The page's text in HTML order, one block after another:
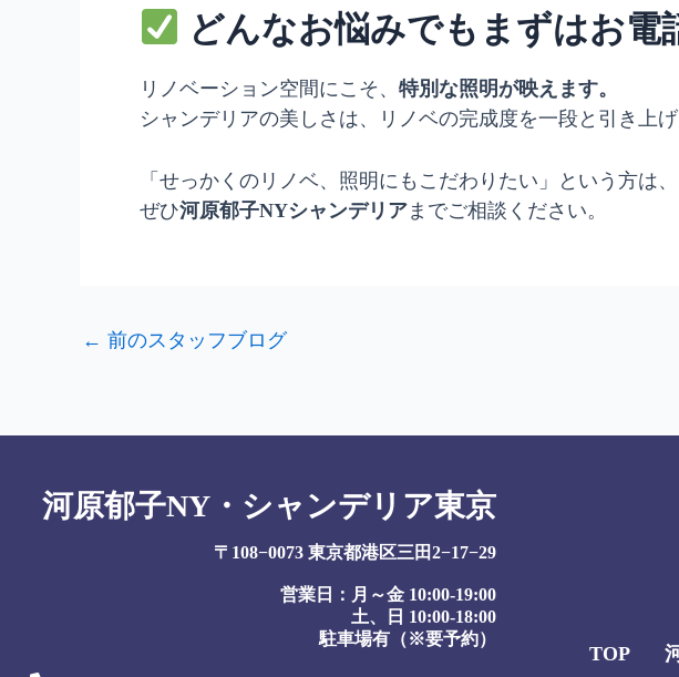
どんなお悩みでもまずはお
リノベーション空間にこそ、 特別な照明が映えます。
シャンデリアの美しさは、リノベの完成度を一段と引き上げ
「せっかくのリノベ、照明にもこだわりたい」という方は、
ぜひ河原郁子NYシャンデリア までご相談ください。
← 前のスタッフブログ
河原郁子NY・シャンデリア東京
〒108−0073 東京都港区三田2−17−29
営業日：月～金 10:00-19:00
土、日 10:00-18:00
駐車場有（※要予約）
TOP